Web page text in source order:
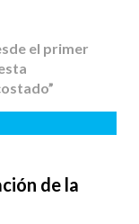
el primer
de la